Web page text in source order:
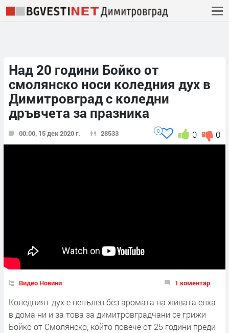
Над 20 години Бойко от
смолянско носи коледния дух в
Димитровград с коледни
дръвчета за празника
00:00, 15 дек 2020 г. 28533 0
0
0
Видео Новини 1 коментар
Коледният дух е непълен без аромата на живата елха
в дома ни и за това за димитровградчани се грижи
Бойко от Смолянско, който повече от 25 години преди